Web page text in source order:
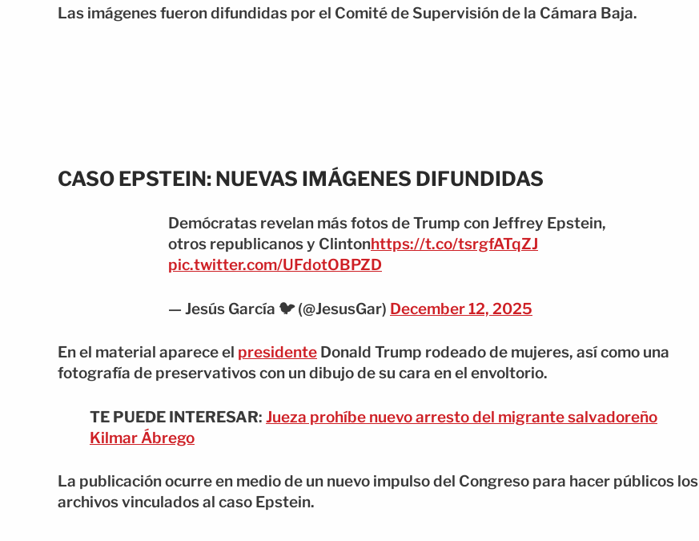
Las imágenes fueron difundidas por el Comité de Supervisión de la Cámara Baja.
CASO EPSTEIN: NUEVAS IMÁGENES DIFUNDIDAS
Demócratas revelan más fotos de Trump con Jeffrey Epstein,
otros republicanos y Clintonhttps://t.co/tsrgfATqZJ
pic.twitter.com/UFdotOBPZD
— Jesús García 🐦 (@JesusGar) December 12, 2025
En el material aparece el presidente Donald Trump rodeado de mujeres, así como una
fotografía de preservativos con un dibujo de su cara en el envoltorio.
TE PUEDE INTERESAR: Jueza prohíbe nuevo arresto del migrante salvadoreño
Kilmar Ábrego
La publicación ocurre en medio de un nuevo impulso del Congreso para hacer públicos los
archivos vinculados al caso Epstein.